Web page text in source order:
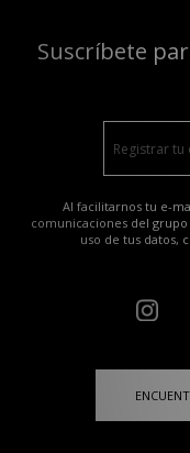
Suscríbete
Al facilitarnos tu e-
comunicaciones del
uso de tus datos,